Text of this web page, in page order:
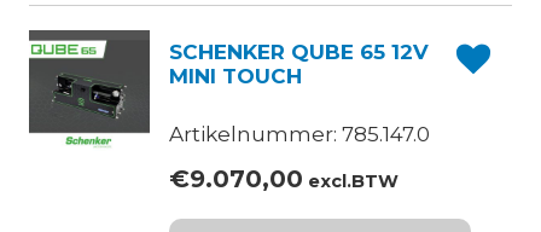
SCHENKER QUBE 65 12V
MINI TOUCH
Artikelnummer: 785.147.0
€9.070,00 excl.BTW